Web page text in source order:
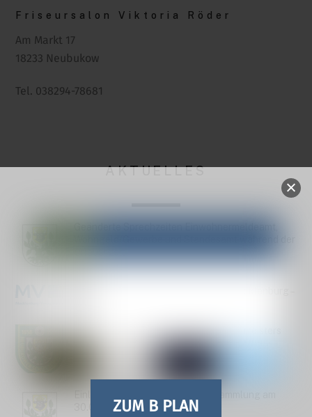
ZUM B PLAN
Friseursalon Viktoria Röder
Am Markt 17
18233 Neubukow
Tel. 038294-78681
AKTUELLES
Urlaubszeit
14. Schießen um den Pokal des Bürgermeisters
Einladung zur Stadtvertreterversammlung am
30.06.26